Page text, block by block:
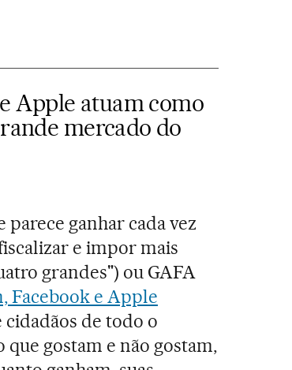
Apple atuam como
mercado do
parece ganhar cada vez
e impor mais
grandes") ou GAFA
Facebook e Apple
de todo o
gostam e não gostam,